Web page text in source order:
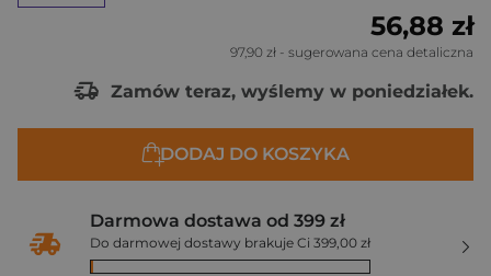
56,88 zł
97,90 zł - sugerowana cena detaliczna
Zamów teraz, wyślemy w poniedziałek.
DODAJ DO KOSZYKA
Darmowa dostawa od 399 zł
Do darmowej dostawy brakuje Ci 399,00 zł